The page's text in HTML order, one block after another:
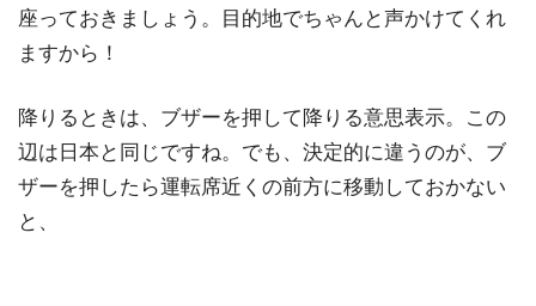
座っておきましょう。目的地でちゃんと声かけてくれ
ますから！
降りるときは、ブザーを押して降りる意思表示。この
辺は日本と同じですね。でも、決定的に違うのが、ブ
ザーを押したら運転席近くの前方に移動しておかない
と、